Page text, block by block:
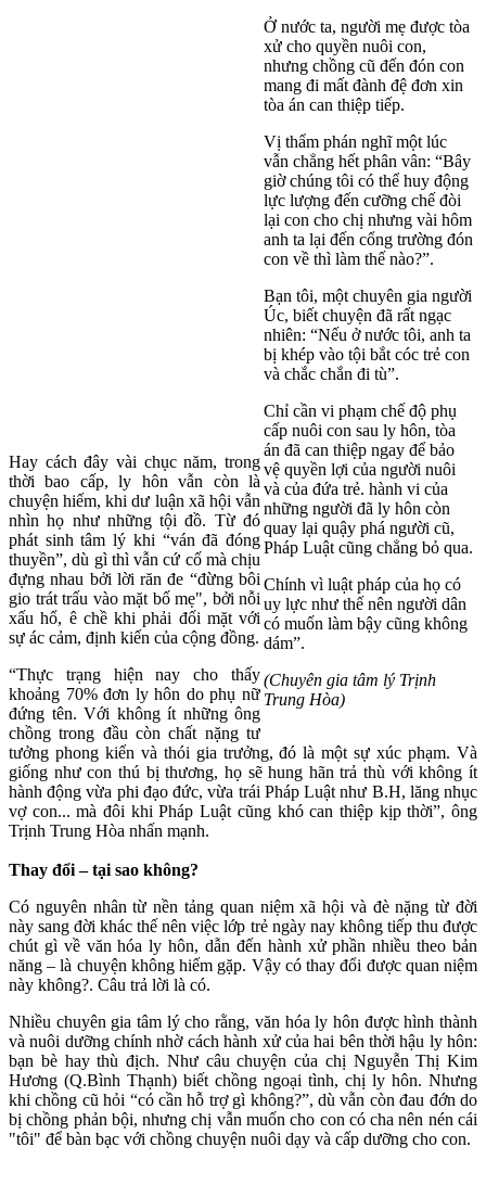
Ở nước ta, người mẹ được tòa
xử cho quyền nuôi con,
nhưng chồng cũ đến đón con
mang đi mất đành đệ đơn xin
tòa án can thiệp tiếp.
Vị thẩm phán nghĩ một lúc
vẫn chẳng hết phân vân: “Bây
giờ chúng tôi có thể huy động
lực lượng đến cưỡng chế đòi
lại con cho chị nhưng vài hôm
anh ta lại đến cổng trường đón
con về thì làm thế nào?”.
Bạn tôi, một chuyên gia người
Úc, biết chuyện đã rất ngạc
nhiên: “Nếu ở nước tôi, anh ta
bị khép vào tội bắt cóc trẻ con
và chắc chắn đi tù”.
Chỉ cần vi phạm chế độ phụ
cấp nuôi con sau ly hôn, tòa
án đã can thiệp ngay để bảo
vệ quyền lợi của người nuôi
và của đứa trẻ. hành vi của
những người đã ly hôn còn
quay lại quậy phá người cũ,
Pháp Luật cũng chẳng bỏ qua.
Chính vì luật pháp của họ có
uy lực như thế nên người dân
có muốn làm bậy cũng không
dám”.
(Chuyên gia tâm lý Trịnh
Trung Hòa)
Hay cách đây vài chục năm, trong
thời bao cấp, ly hôn vẫn còn là
chuyện hiếm, khi dư luận xã hội vẫn
nhìn họ như những tội đồ. Từ đó
phát sinh tâm lý khi “ván đã đóng
thuyền”, dù gì thì vẫn cứ cố mà chịu
đựng nhau bởi lời răn đe “đừng bôi
gio trát trấu vào mặt bố mẹ", bởi nỗi
xấu hổ, ê chề khi phải đối mặt với
sự ác cảm, định kiến của cộng đồng.
“Thực trạng hiện nay cho thấy
khoảng 70% đơn ly hôn do phụ nữ
đứng tên. Với không ít những ông
chồng trong đầu còn chất nặng tư
tưởng phong kiến và thói gia trưởng, đó là một sự xúc phạm. Và
giống như con thú bị thương, họ sẽ hung hãn trả thù với không ít
hành động vừa phi đạo đức, vừa trái Pháp Luật như B.H, lăng nhục
vợ con... mà đôi khi Pháp Luật cũng khó can thiệp kịp thời”, ông
Trịnh Trung Hòa nhấn mạnh.
Thay đổi – tại sao không?
Có nguyên nhân từ nền tảng quan niệm xã hội và đè nặng từ đời
này sang đời khác thế nên việc lớp trẻ ngày nay không tiếp thu được
chút gì về văn hóa ly hôn, dẫn đến hành xử phần nhiều theo bản
năng – là chuyện không hiếm gặp. Vậy có thay đổi được quan niệm
này không?. Câu trả lời là có.
Nhiều chuyên gia tâm lý cho rằng, văn hóa ly hôn được hình thành
và nuôi dưỡng chính nhờ cách hành xử của hai bên thời hậu ly hôn:
bạn bè hay thù địch. Như câu chuyện của chị Nguyễn Thị Kim
Hương (Q.Bình Thạnh) biết chồng ngoại tình, chị ly hôn. Nhưng
khi chồng cũ hỏi “có cần hỗ trợ gì không?”, dù vẫn còn đau đớn do
bị chồng phản bội, nhưng chị vẫn muốn cho con có cha nên nén cái
"tôi" để bàn bạc với chồng chuyện nuôi dạy và cấp dưỡng cho con.